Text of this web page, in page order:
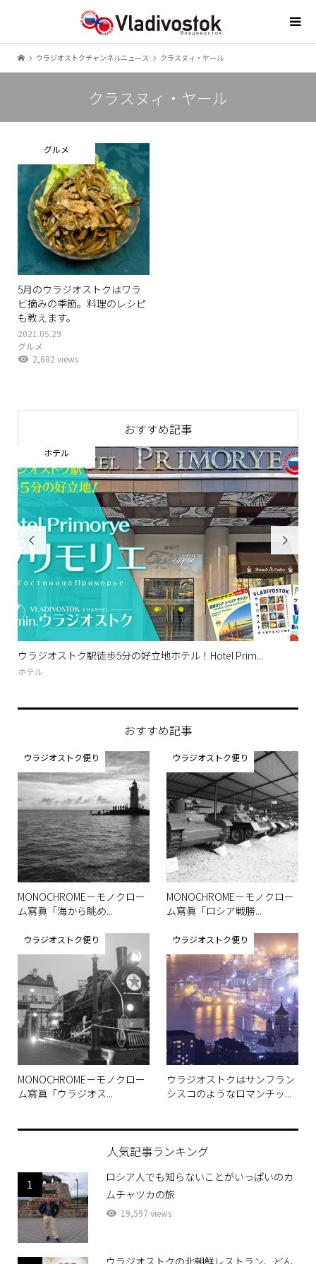
ウラジオストクチャンネルニュース クラスヌィ・ヤール
クラスヌィ・ヤール
グルメ
5月のウラジオストクはワラ
ビ摘みの季節。料理のレシピ
も教えます。
2021.05.29
グルメ
2,682 views
おすすめ記事

ウラジオストク駅徒歩5分の好立地ホテル！Hotel Prim...
ホテル
ホテル

おすすめ記事
ウラジオストク便り
MONOCHROME－モノクロー
ム寫眞「海から眺め...
ウラジオストク便り
MONOCHROME－モノクロー
ム寫眞「ロシア戦勝...
ウラジオストク便り
MONOCHROME－モノクロー
ム寫眞「ウラジオス...
ウラジオストク便り
ウラジオストクはサンフラン
シスコのようなロマンチッ...
人気記事ランキング
1
ロシア人でも知らないことがいっぱいのカ
ムチャツカの旅
19,597 views
ウラジオストクの北朝鮮レストラン、どん